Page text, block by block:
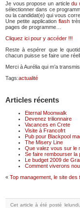
Je vous propose un articledu
sélectionner dans ce
ou la candidat(e) qui vous
Une petite application flashtrès
pages de programme…
Cliquez ici pour y accéder !!!
Reste à espérer que le
chacun puisse se faire une
Merci à Aurélia qui m’a
Tags:actualité
Articles récents
Eternal Moonwalk
Devenez trilionnaire
Vacances en Crete
Visite à Francofrt
Pub pour Blackpool
The Misery Line
Que valez vous sur le
Se faire rembourser la
Le budget 2009 de
Comment viverons
« Top management, le site
Cet article à été posté